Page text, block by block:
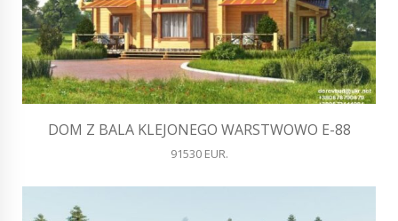
DOM Z BALA KLEJONEGO WARSTWOWO E-88
91530 EUR.